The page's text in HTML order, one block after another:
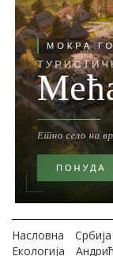
Насловна Србија
Екологија